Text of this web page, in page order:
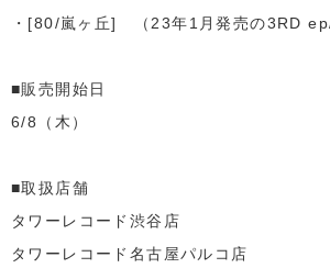
・[80/嵐ヶ丘] （23年1月発売の3RD
■販売開始日
6/8（木）
■取扱店舗
タワーレコード渋谷店
タワーレコード名古屋パルコ店